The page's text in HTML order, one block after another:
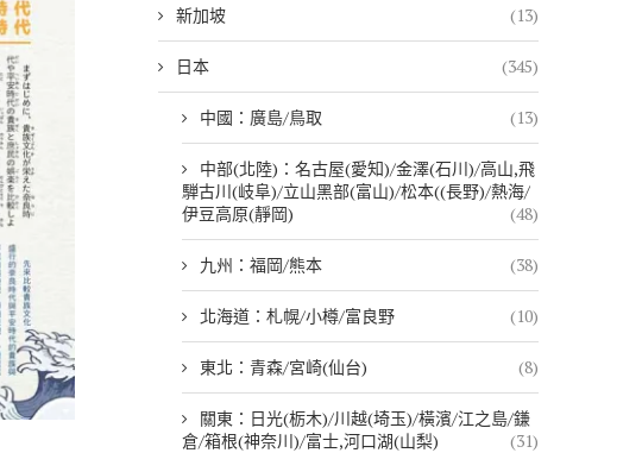
新加坡 (13)
日本 (345)
中國：廣島/鳥取 (13)
中部(北陸)：名古屋(愛知)/金澤(石川)/高山,飛
騨古川(岐阜)/立山黑部(富山)/松本((長野)/熱海/
伊豆高原(靜岡)
(48)
九州：福岡/熊本 (38)
北海道：札幌/小樽/富良野 (10)
東北：青森/宮崎(仙台) (8)
關東：日光(栃木)/川越(埼玉)/橫濱/江之島/鎌
倉/箱根(神奈川)/富士,河口湖(山梨)
(31)